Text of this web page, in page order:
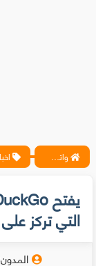
واتس آب ، فيسبوك ، أنترنت ، شروحات تقنية حصرية - المحترف
التي تركز